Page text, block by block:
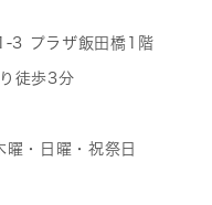
3 プラザ飯田橋1階
徒歩3分
・日曜・祝祭日